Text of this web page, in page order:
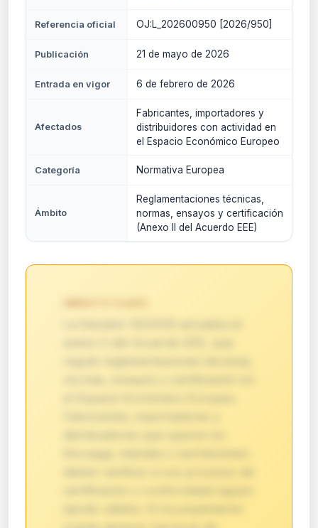
Referencia oficial OJ:L_202600950 [2026/950]
Publicación 21 de mayo de 2026
Entrada en vigor 6 de febrero de 2026
Afectados
Fabricantes, importadores y
distribuidores con actividad en
el Espacio Económico Europeo
Categoría Normativa Europea
Ámbito
Reglamentaciones técnicas,
normas, ensayos y certificación
(Anexo II del Acuerdo EEE)